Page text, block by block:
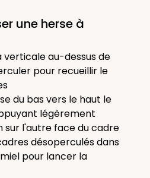
une herse à
verticale au-dessus de
pour recueillir le
du bas vers le haut le
légèrement
sur l'autre face du cadre
désoperculés dans
pour lancer la